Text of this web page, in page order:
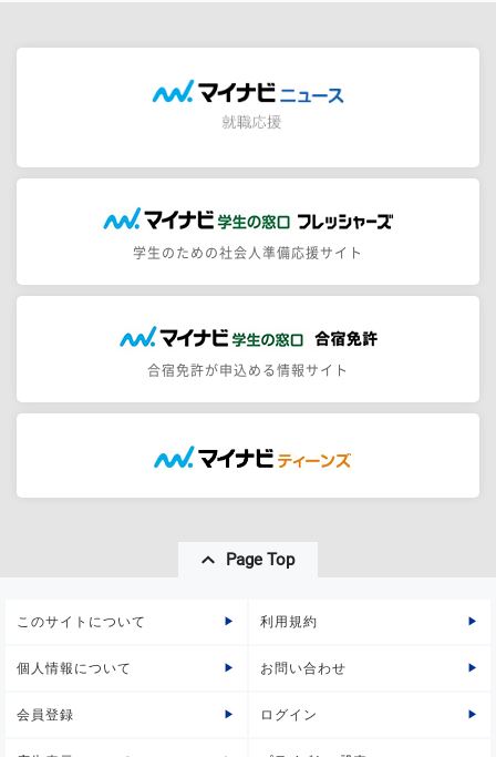
学生のための社会人準備応援サイト
合宿免許が申込める情報サイト
Page Top
このサイトについて 利用規約
個人情報について お問い合わせ
会員登録 ログイン